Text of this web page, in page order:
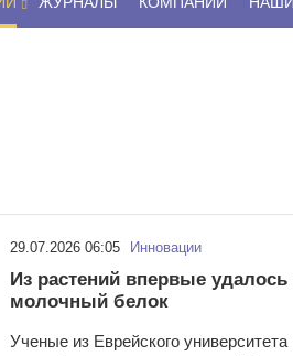
29.07.2026 06:05 Инновации
Из растений впервые удалось
молочный белок
Ученые из Еврейского